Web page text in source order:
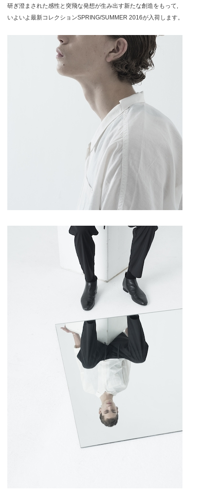
研ぎ澄まされた感性と突飛な発想が生み出す新たな創造をもって,
いよいよ最新コレクションSPRING/SUMMER 2016が入荷します。